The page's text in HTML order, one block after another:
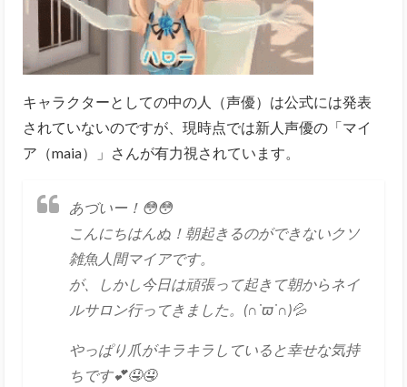
キャラクターとしての中の人（声優）は公式には発表
されていないのですが、現時点では新人声優の「マイ
ア（maia）」さんが有力視されています。
あづいー！😳😳
こんにちはんぬ！朝起きるのができないクソ
雑魚人間マイアです。
が、しかし今日は頑張って起きて朝からネイ
ルサロン行ってきました。(∩˙ϖ˙∩)💦
やっぱり爪がキラキラしていると幸せな気持
ちです💕🤤🤤